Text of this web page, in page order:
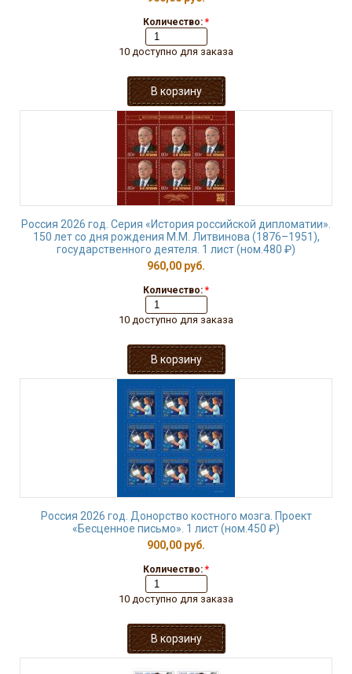
Количество: *
10 доступно для заказа
Россия 2026 год. Серия «История российской дипломатии».
150 лет со дня рождения М.М. Литвинова (1876–1951),
государственного деятеля. 1 лист (ном.480 ₽)
960,00 руб.
Количество: *
10 доступно для заказа
Россия 2026 год. Донорство костного мозга. Проект
«Бесценное письмо». 1 лист (ном.450 ₽)
900,00 руб.
Количество: *
10 доступно для заказа